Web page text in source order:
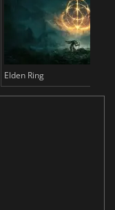
Elden Ring